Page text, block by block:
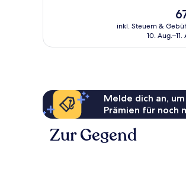
inkl. Steuern &
10. Aug.–11.
Melde dich an,
Prämien für noch
Zur Gegend